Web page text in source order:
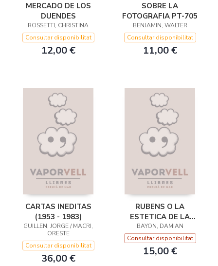
MERCADO DE LOS
DUENDES
ROSSETTI, CHRISTINA
Consultar disponibilitat
12,00 €
SOBRE LA
FOTOGRAFIA PT-705
BENJAMIN, WALTER
Consultar disponibilitat
11,00 €
CARTAS INEDITAS
(1953 - 1983)
GUILLEN, JORGE / MACRI,
ORESTE
Consultar disponibilitat
36,00 €
RUBENS O LA
ESTETICA DE LA
ESPIRAL
BAYON, DAMIAN
Consultar disponibilitat
15,00 €